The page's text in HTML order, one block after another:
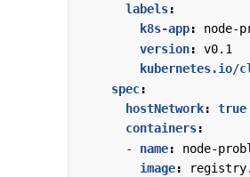
labels:
k8s-app:
node-
version:
v0.1
kubernetes.io/
spec:
hostNetwork:
true
containers:
- name:
node-
image: